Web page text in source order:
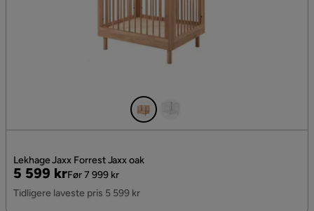
Lekhage Jaxx Forrest Jaxx oak
Pris
5 599 kr
Original
Pris
Før 7 999 kr
Tidligere laveste pris 5 599 kr